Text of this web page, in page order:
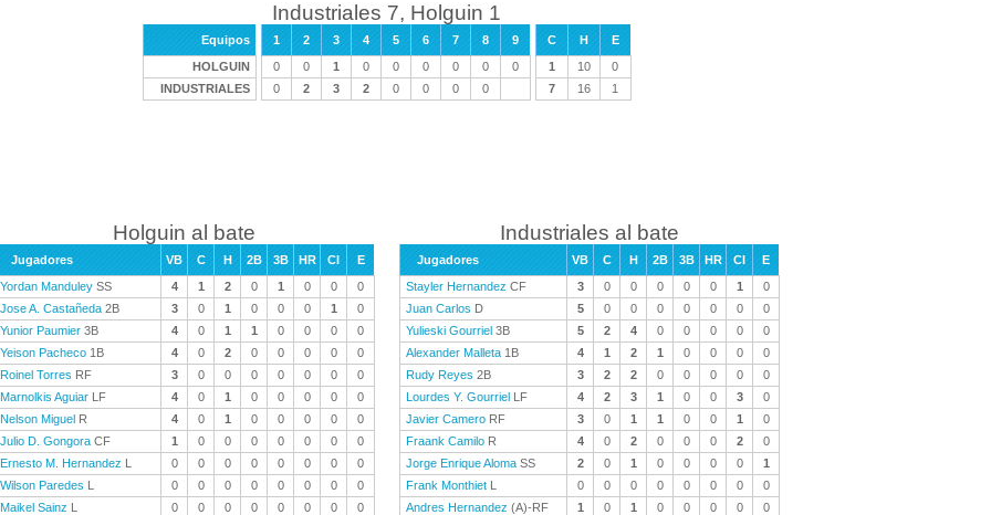
Industriales 7, Holguin 1
Equipos 1 2 3 4 5 6 7 8 9 C H
E
HOLGUIN
0 0 1 0 0 0 0 0 0 1 10
0
INDUSTRIALES
0 2 3 2 0 0 0 0 7 16 1
Holguin al bate
Jugadores VB C H 2B 3B HR CI
E
Yordan Manduley SS 4 1 2 0 1 0 0
0
Jose A. Castañeda 2B 3 0 1 0 0 0 1
0
Yunior Paumier 3B 4 0 1 1 0 0 0
0
Yeison Pacheco 1B 4 0 2 0 0 0 0
0
Roinel Torres RF 3 0 0 0 0 0 0
0
Marnolkis Aguiar LF 4 0 1 0 0 0 0
0
Nelson Miguel R 4 0 1 0 0 0 0
0
Julio D. Gongora CF 1 0 0 0 0 0 0
0
Ernesto M. Hernandez L 0 0 0 0 0 0 0
0
Wilson Paredes L 0 0 0 0 0 0 0
0
Maikel Sainz L 0 0 0 0 0 0 0
0
Industriales al bate
Jugadores VB C H 2B 3B HR CI
E
Stayler Hernandez CF 3 0 0 0 0 0 1
0
Juan Carlos D 5 0 0 0 0 0 0
0
Yulieski Gourriel 3B 5 2 4 0 0 0 0
0
Alexander Malleta 1B 4 1 2 1 0 0 0
0
Rudy Reyes 2B 3 2 2 0 0 0 0
0
Lourdes Y. Gourriel LF 4 2 3 1 0 0 3
0
Javier Camero RF 3 0 1 1 0 0 1
0
Fraank Camilo R 4 0 2 0 0 0 2
0
Jorge Enrique Aloma SS 2 0 1 0 0 0 0
1
Frank Monthiet L 0 0 0 0 0 0 0
0
Andres Hernandez (A)-RF 1 0 1 0 0 0 0
0